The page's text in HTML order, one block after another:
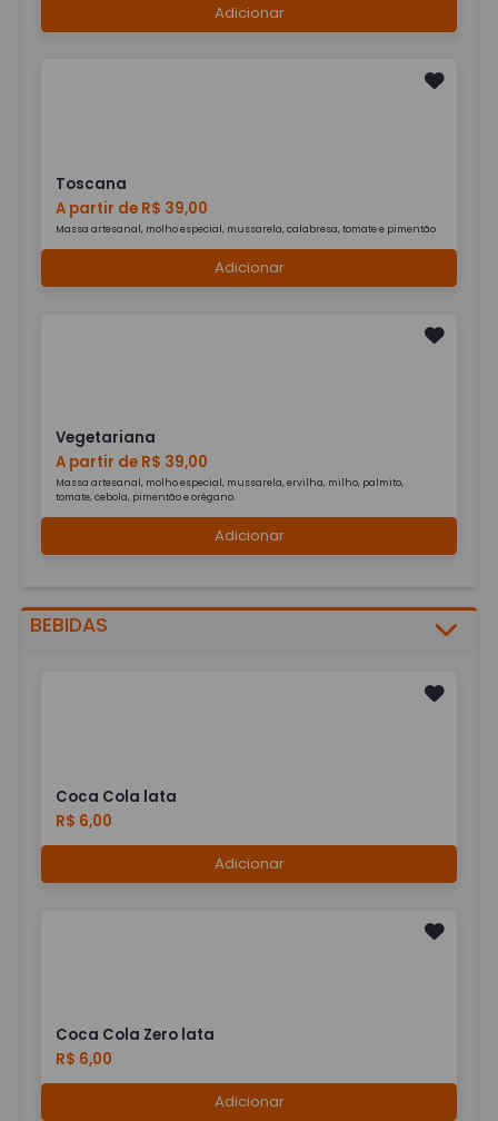
Adicionar
Toscana
A partir de R$ 39,00
Massa artesanal, molho especial, mussarela, calabresa, tomate e pimentão
Adicionar
Vegetariana
A partir de R$ 39,00
Massa artesanal, molho especial, mussarela, ervilha, milho, palmito,
tomate, cebola, pimentão e orégano.
Adicionar
BEBIDAS
Coca Cola lata
R$ 6,00
Adicionar
Coca Cola Zero lata
R$ 6,00
Adicionar